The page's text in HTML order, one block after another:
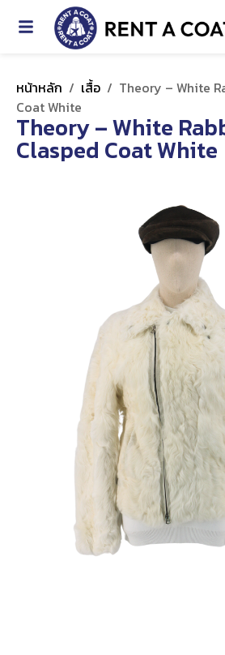
หน้าหลัก / เสื้อ / Theory – White
Coat White
Theory – White
Clasped Coat White